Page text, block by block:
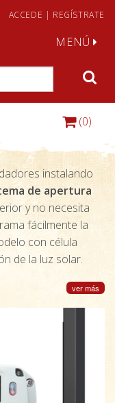
ACCEDE | REGÍSTRATE
MENÚ
(0)
instalando
de apertura
y no necesita
fácilmente la
con célula
de la luz solar.
ver más